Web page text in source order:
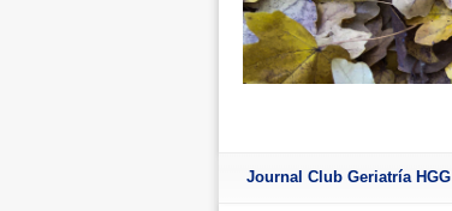
Journal Club Geriatría HGG